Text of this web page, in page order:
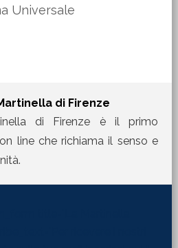
Universale
di Firenze
di Firenze è il primo
line che richiama il senso e